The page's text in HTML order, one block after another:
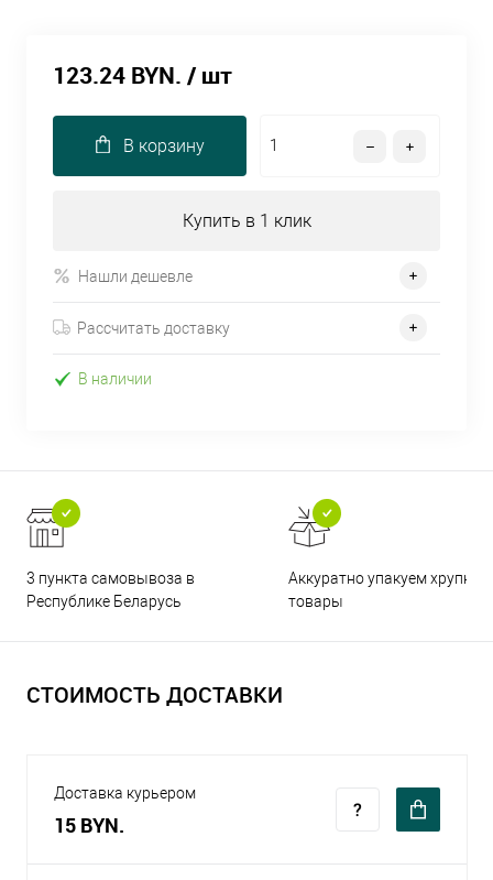
123.24 BYN. / шт
В корзину
Купить в 1 клик
Нашли дешевле
Рассчитать доставку
В наличии
3 пункта самовывоза в
Республике Беларусь
Аккуратно упакуем хрупкие
товары
СТОИМОСТЬ ДОСТАВКИ
Доставка курьером
15 BYN.